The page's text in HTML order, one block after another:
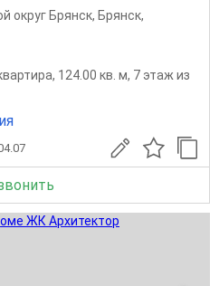
округ Брянск, Брянск,
124.00 кв. м, 7 этаж из